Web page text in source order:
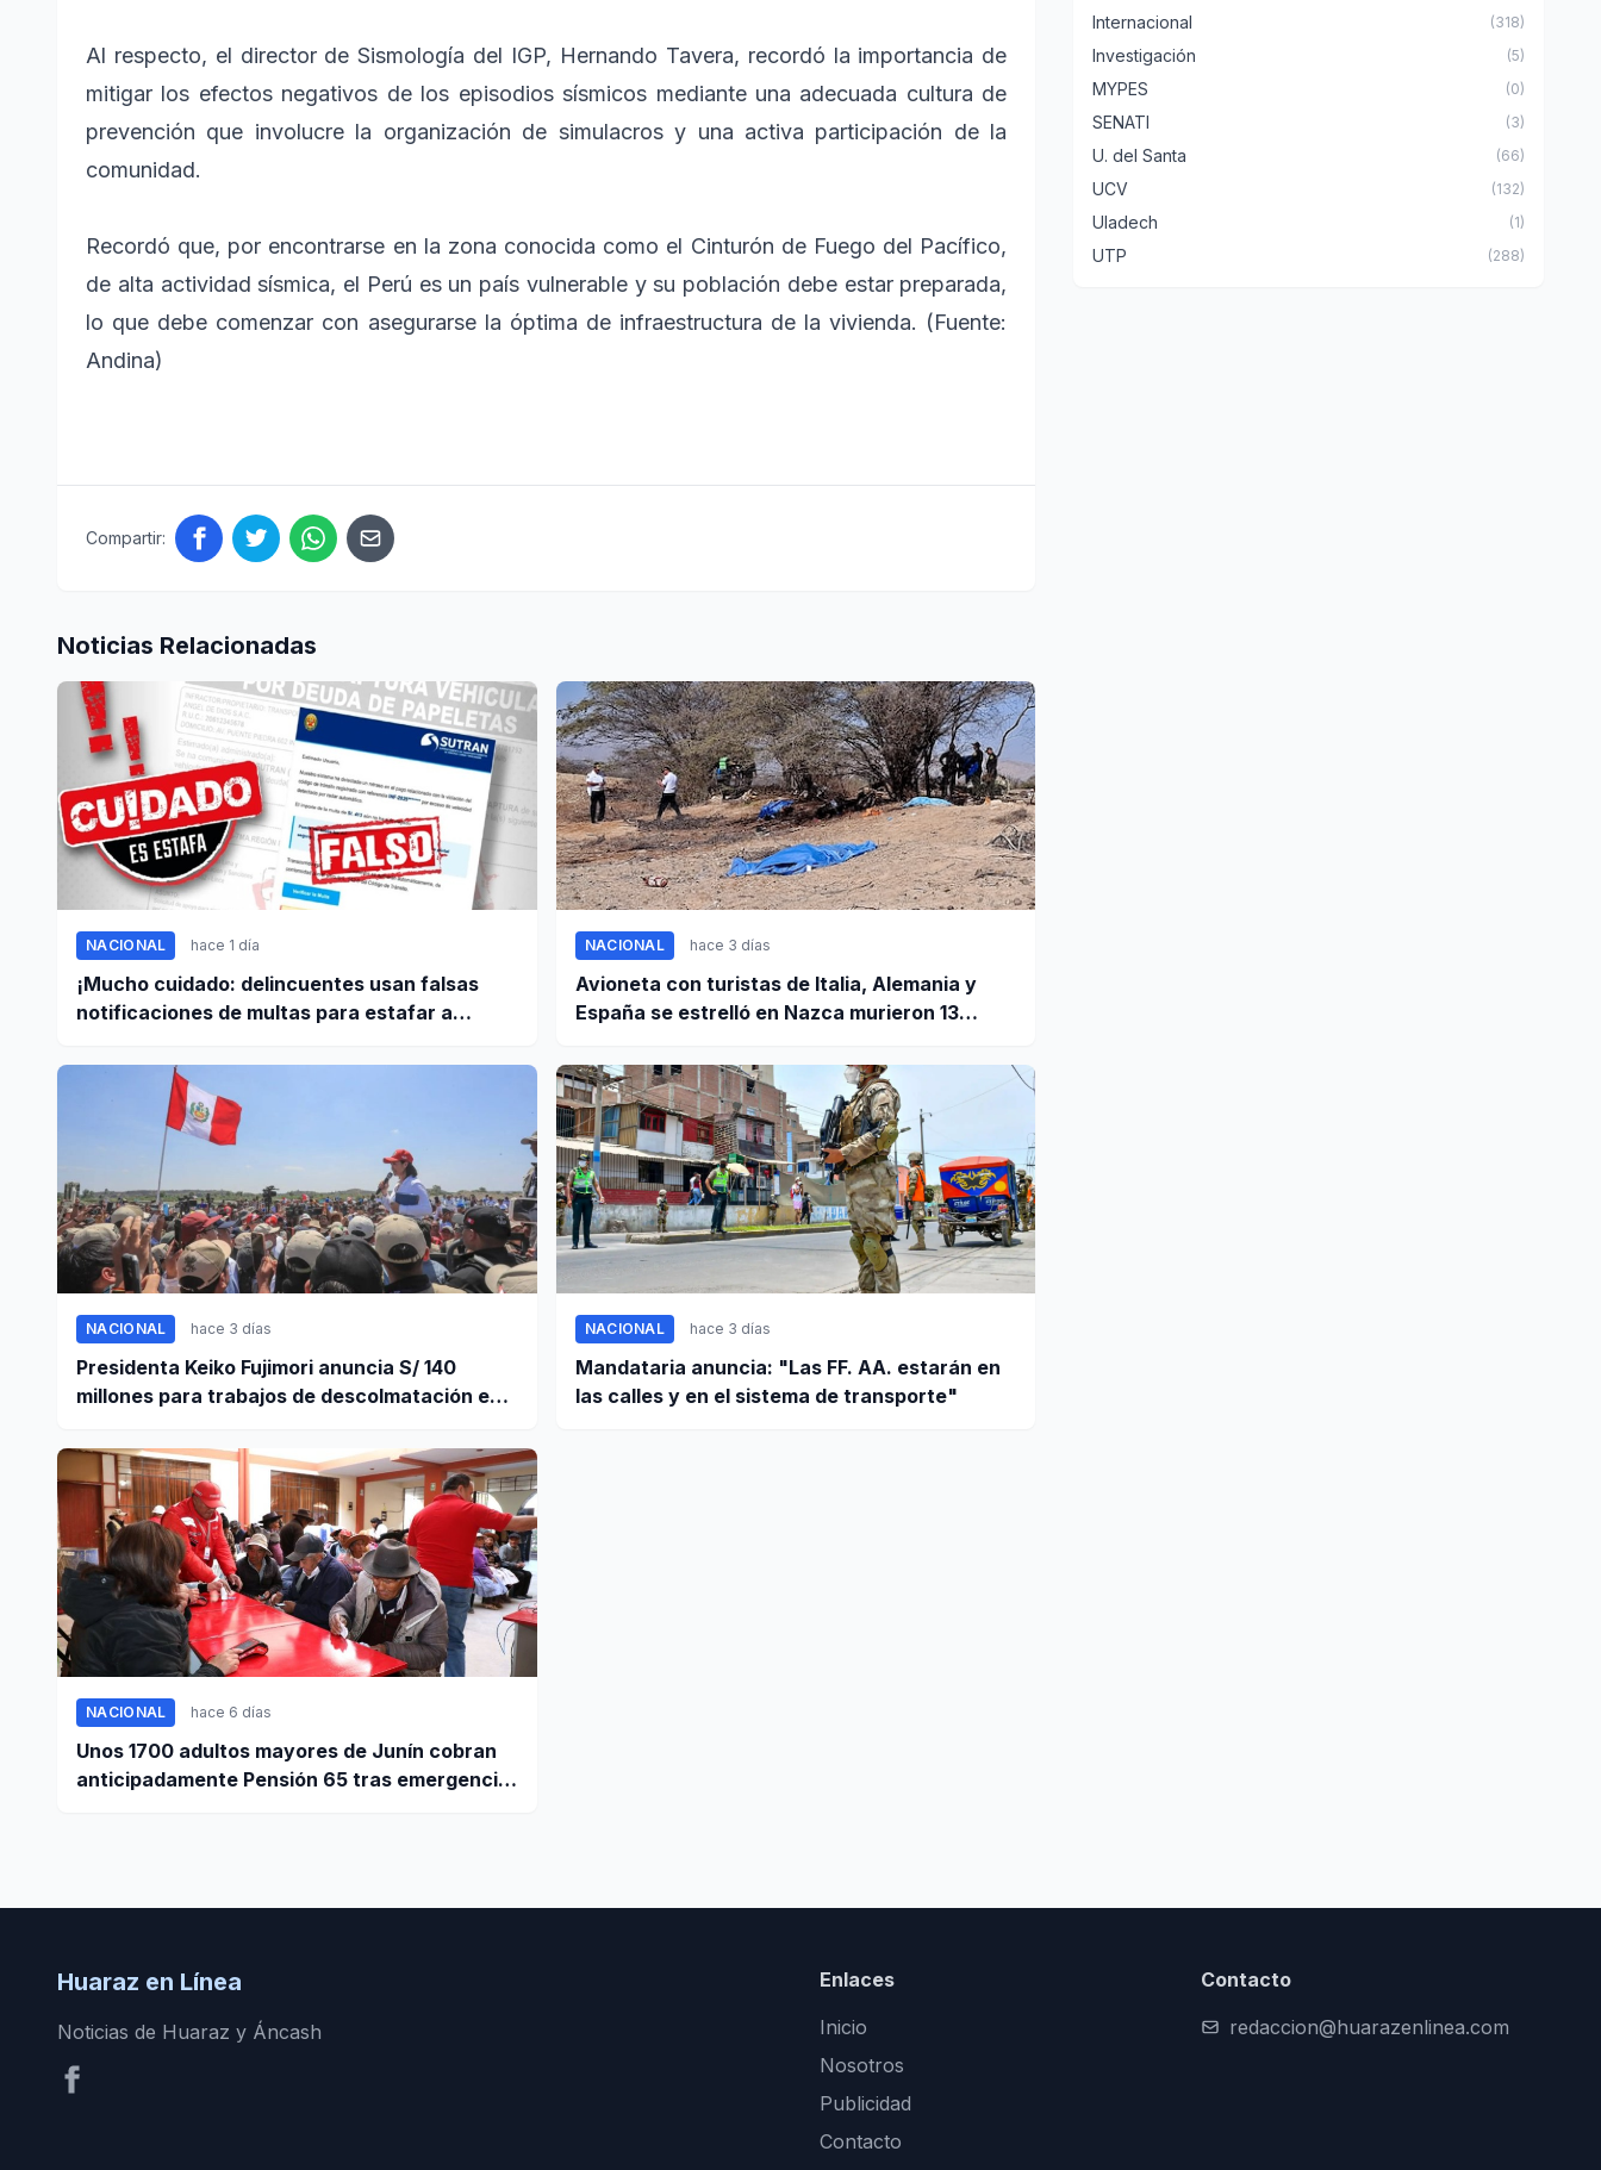
Al respecto, el director de Sismología del IGP, Hernando Tavera, recordó la importancia de
mitigar los efectos negativos de los episodios sísmicos mediante una adecuada cultura de
prevención que involucre la organización de simulacros y una activa participación de la
comunidad.
Recordó que, por encontrarse en la zona conocida como el Cinturón de Fuego del Pacífico,
de alta actividad sísmica, el Perú es un país vulnerable y su población debe estar preparada,
lo que debe comenzar con asegurarse la óptima de infraestructura de la vivienda. (Fuente:
Andina)
Compartir:
Noticias Relacionadas
NACIONAL hace 1 día
¡Mucho cuidado: delincuentes usan falsas
notificaciones de multas para estafar a
NACIONAL hace 3 días
Avioneta con turistas de Italia, Alemania y
España se estrelló en Nazca murieron 13
NACIONAL hace 3 días
Presidenta Keiko Fujimori anuncia S/ 140
millones para trabajos de descolmatación en
NACIONAL hace 3 días
Mandataria anuncia: "Las FF. AA. estarán en
las calles y en el sistema de transporte"
NACIONAL hace 6 días
Unos 1700 adultos mayores de Junín cobran
anticipadamente Pensión 65 tras emergencia
Internacional (318)
Investigación (5)
MYPES (0)
SENATI (3)
U. del Santa (66)
UCV (132)
Uladech (1)
UTP (288)
Huaraz en Línea
Noticias de Huaraz y Áncash
Enlaces
Inicio
Nosotros
Publicidad
Contacto
Contacto
redaccion@huarazenlinea.com